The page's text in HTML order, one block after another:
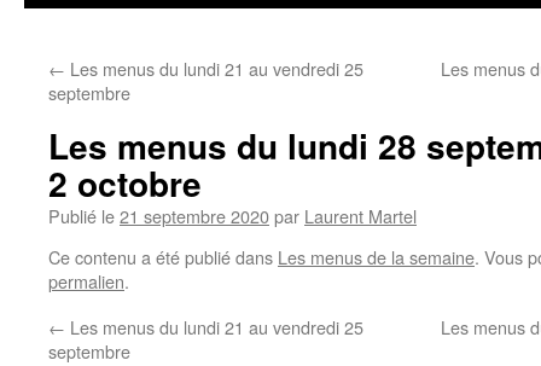
← Les menus du lundi 21 au vendredi 25
septembre
Les menus
Les menus du lundi 28
2 octobre
Publié le21 septembre 2020par Laurent Martel
Ce contenu a été publié dans Les menus de la semaine. Vous
permalien.
← Les menus du lundi 21 au vendredi 25
septembre
Les menus